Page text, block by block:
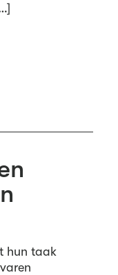
hun taak